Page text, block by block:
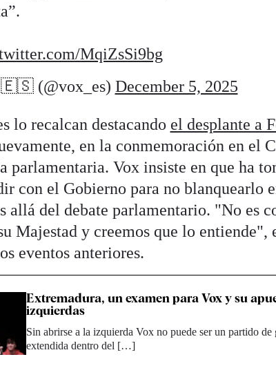
MqiZsSi9bg
(@vox_es) December 5, 2025
lo recalcan destacando el desplante a
en la conmemoración en el
parlamentaria. Vox insiste en que ha
con el Gobierno para no blanquearlo
allá del debate parlamentario. "No es
Majestad y creemos que lo entiende",
eventos anteriores.
Extremadura, un examen para Vox y su
izquierdas
Sin abrirse a la izquierda Vox no puede ser un partido
extendida dentro del […]